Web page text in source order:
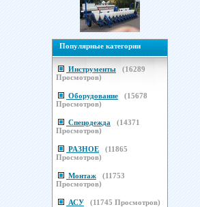
Популярные категории
Инструменты (16289
Просмотров)
Оборудование (15678
Просмотров)
Спецодежда (14371
Просмотров)
РАЗНОЕ (11865
Просмотров)
Монтаж (11753
Просмотров)
АСУ (11745 Просмотров)